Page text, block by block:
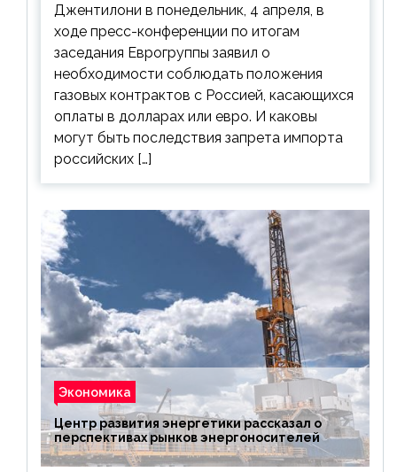
Джентилони в понедельник, 4 апреля, в
ходе пресс-конференции по итогам
заседания Еврогруппы заявил о
необходимости соблюдать положения
газовых контрактов с Россией, касающихся
оплаты в долларах или евро. И каковы
могут быть последствия запрета импорта
российских […]
Экономика
Центр развития энергетики рассказал о
перспективах рынков энергоносителей